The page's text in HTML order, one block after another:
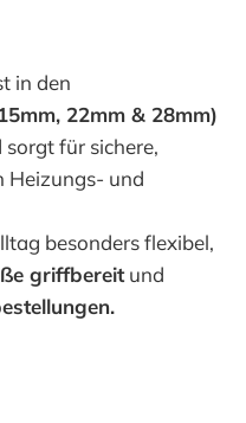
in den
22mm & 28mm)
für sichere,
Heizungs- und
besonders flexibel,
griffbereitund